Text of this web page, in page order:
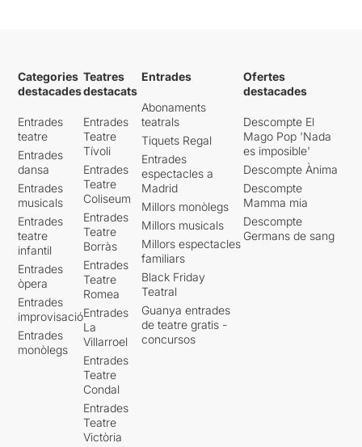
Categories
destacades
Entrades
teatre
Entrades
dansa
Entrades
musicals
Entrades
teatre
infantil
Entrades
òpera
Entrades
improvisació
Entrades
monòlegs
Teatres
destacats
Entrades
Teatre
Tívoli
Entrades
Teatre
Coliseum
Entrades
Teatre
Borràs
Entrades
Teatre
Romea
Entrades
La
Villarroel
Entrades
Teatre
Condal
Entrades
Teatre
Victòria
Entrades
Abonaments
teatrals
Tiquets Regal
Entrades
espectacles a
Madrid
Millors monòlegs
Millors musicals
Millors espectacles
familiars
Black Friday
Teatral
Guanya entrades
de teatre gratis -
concursos
Ofertes
destacades
Descompte El
Mago Pop 'Nada
es imposible'
Descompte Ànima
Descompte
Mamma mia
Descompte
Germans de sang